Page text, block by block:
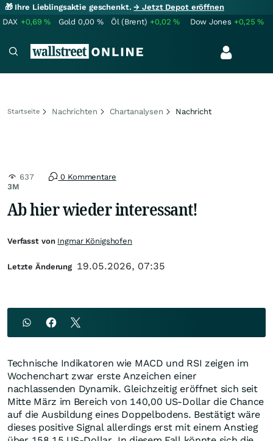
🎁 Ihre Lieblingsaktie geschenkt.→ Jetzt Depot eröffnen
DAX +0,69% Gold 0,00 % Öl (Brent) +0,02% Dow Jones +0,25%
Startseite Nachrichten Chartanalysen Nachricht
3M
637 0 Kommentare
Ab hier wieder interessant!
Technische Indikatoren wie MACD und RSI zeigen im
Wochenchart zwar erste Anzeichen einer
nachlassenden Dynamik. Gleichzeitig eröffnet sich seit
Mitte März im Bereich von 140,00 US-Dollar die Chance
auf die Ausbildung eines Doppelbodens. Bestätigt wäre
dieses positive Signal allerdings erst mit einem Anstieg
Verfasst von Ingmar Königshofen
Letzte Änderung 19.05.2026, 07:35